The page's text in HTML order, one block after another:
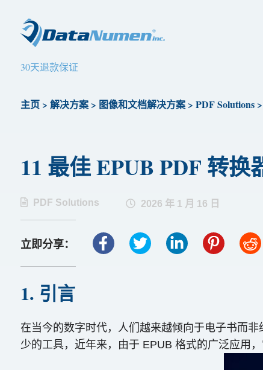
30天退款保证
主页> 解决方案> 图像和文档解决方案> PDF Solutions>
11 最佳 EPUB PDF 转
PDF Solutions 2026 年 1 月 16 日
立即分享：
1. 引言
在当今的数字时代，人们越来越倾向于电子书而
少的工具，近年来，由于 EPUB 格式的广泛应用